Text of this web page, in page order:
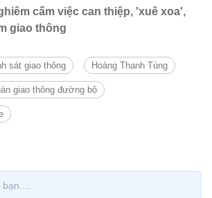
cấm việc can thiệp, 'xuê xoa',
giao thông
sát giao thông Hoàng Thanh Tùng
giao thông đường bộ